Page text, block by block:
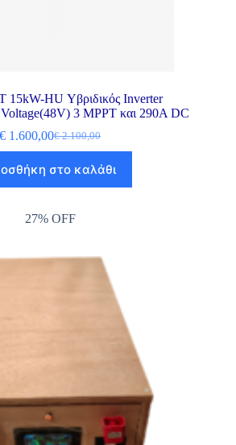
15kW-HU Υβριδικός Inverter
3 MPPT και 290A DC
€2.100,00
€ 1.600,00
στο καλάθι
27% OFF